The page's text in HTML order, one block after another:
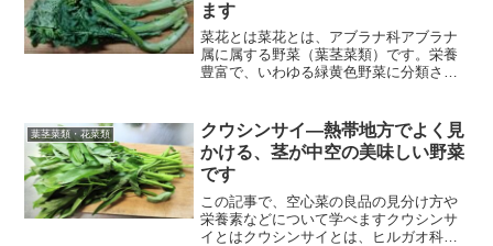
ます
菜花とは菜花とは、アブラナ科アブラナ
属に属する野菜（葉茎菜類）です。栄養
豊富で、いわゆる緑黄色野菜に分類され
盤から余談ですが、私は何故か、アブラ
ナ科の野菜が好みです。ち...
葉茎菜類・花菜類
クウシンサイ―熱帯地方でよく見
かける、茎が中空の美味しい野菜
です
この記事で、空心菜の良品の見分け方や
栄養素などについて学べますクウシンサ
イとはクウシンサイとは、ヒルガオ科サ